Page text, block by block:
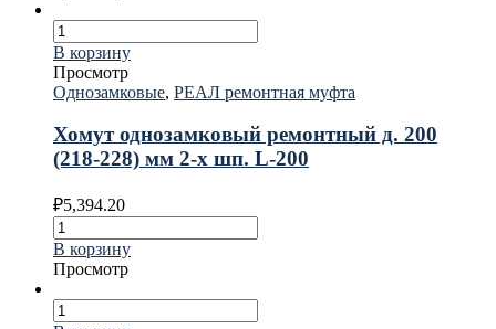
В корзину
Просмотр
Однозамковые, РЕАЛ ремонтная муфта
Хомут однозамковый ремонтный д. 200
(218-228) мм 2-х шп. L-200
₽5,394.20
В корзину
Просмотр